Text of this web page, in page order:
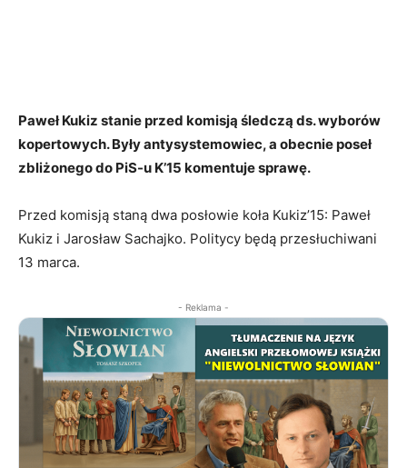
Paweł Kukiz stanie przed komisją śledczą ds. wyborów
kopertowych. Były antysystemowiec, a obecnie poseł
zbliżonego do PiS-u K’15 komentuje sprawę.
Przed komisją staną dwa posłowie koła Kukiz’15: Paweł
Kukiz i Jarosław Sachajko. Politycy będą przesłuchiwani
13 marca.
- Reklama -